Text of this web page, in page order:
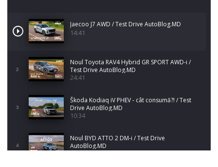
Jaecoo J7 AWD / Test Drive AutoBlog.MD
14:41
2
Noul Toyota RAV4 Hybrid GR SPORT AWD-i /
Test Drive AutoBlog.MD
24:41
3
Škoda Kodiaq iV PHEV - cât consumă?! / Test
Drive AutoBlog.MD
10:34
4
Noul BYD ATTO 2 DM-i / Test Drive
AutoBlog.MD
17:35